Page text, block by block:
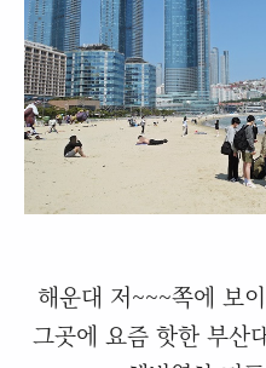
해운대 저~~~쪽에 보
그곳에 요즘 핫한 부산